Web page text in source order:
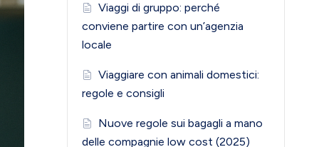
Viaggi di gruppo: perché
conviene partire con un’agenzia
locale
Viaggiare con animali domestici:
regole e consigli
Nuove regole sui bagagli a mano
delle compagnie low cost (2025)